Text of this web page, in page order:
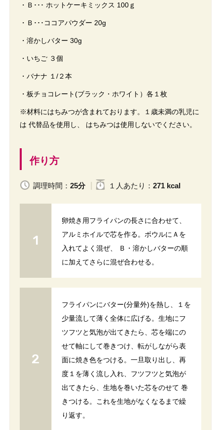
・Ｂ･･･ ホットケーキミックス 100ｇ
・Ｂ･･･ココアパウダー 20g
・溶かしバター 30g
・いちご ３個
・バナナ １/２本
・板チョコレート(ブラック・ホワイト）各１枚
※材料にはちみつが含まれております。１歳未満の乳児に
は 代替品を使用し、 はちみつは使用しないでください。
作り方
調理時間： 25分 １人 あたり ： 271 kcal
卵焼き用フライパンの長さに合わせて、
アルミホイルで芯を作る。ボウルにＡを
入れてよく混ぜ、 Ｂ・溶かしバターの順
に加えてさらに混ぜ合わせる。
フライパンにバター(分量外)を熱し、１を
少量流して薄く全体に広げる。生地にフ
ツフツと気泡が出てきたら、芯を端にの
せて軸にして巻きつけ、転がしながら表
面に焼き色をつける。一旦取り出し、再
度１を薄く流し入れ、フツフツと気泡が
出てきたら、生地を巻いた芯をのせて 巻
きつける。これを生地がなくなるまで繰
り返す。